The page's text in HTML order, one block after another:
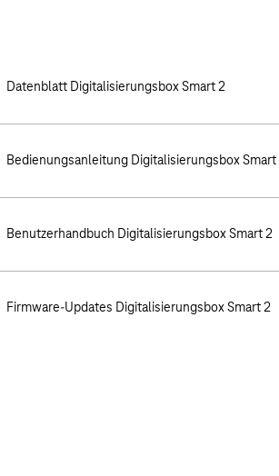
Datenblatt Digitalisierungsbox Smart 2
Bedienungsanleitung Digitalisierungsbox Smart
Benutzerhandbuch Digitalisierungsbox Smart 2
Firmware-Updates Digitalisierungsbox Smart 2